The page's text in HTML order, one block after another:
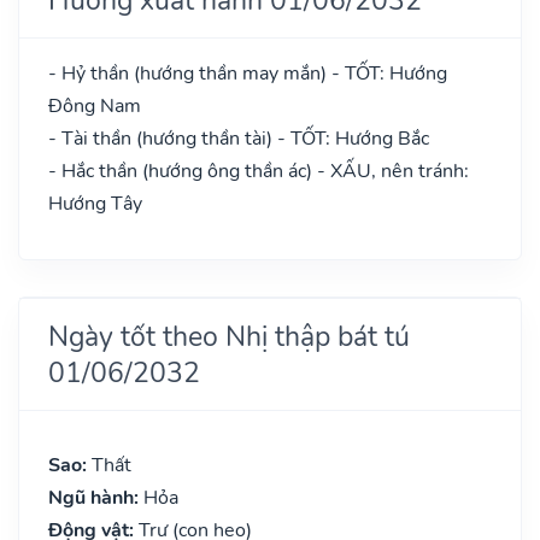
- Hỷ thần (hướng thần may mắn) - TỐT: Hướng
Đông Nam
- Tài thần (hướng thần tài) - TỐT: Hướng Bắc
- Hắc thần (hướng ông thần ác) - XẤU, nên tránh:
Hướng Tây
Ngày tốt theo Nhị thập bát tú
01/06/2032
Sao: Thất
Ngũ hành: Hỏa
Động vật: Trư (con heo)